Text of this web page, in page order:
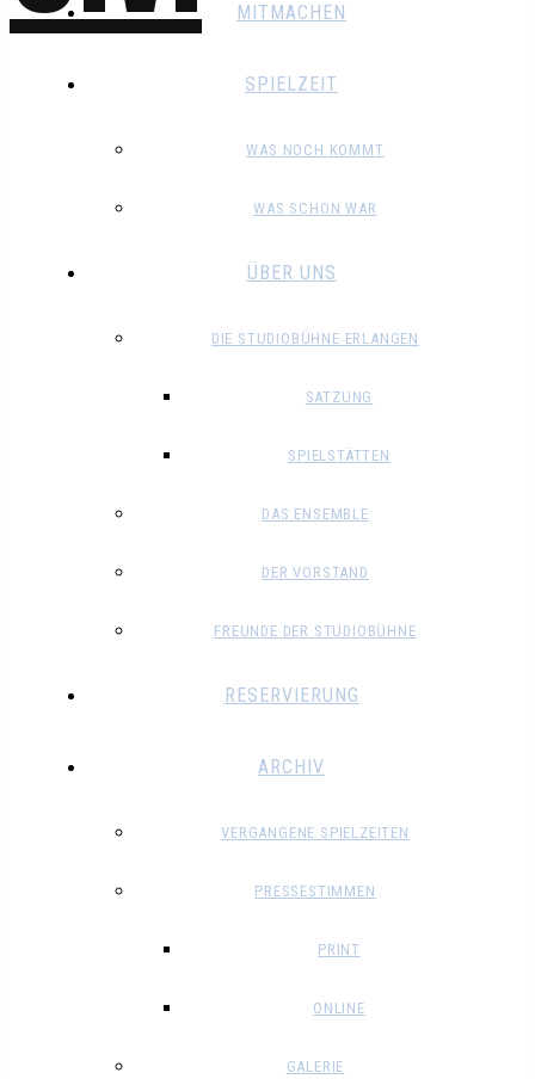
MITMACHEN
SPIELZEIT
WAS NOCH KOMMT
WAS SCHON WAR
ÜBER UNS
DIE STUDIOBÜHNE ERLANGEN
SATZUNG
SPIELSTÄTTEN
DAS ENSEMBLE
DER VORSTAND
FREUNDE DER STUDIOBÜHNE
RESERVIERUNG
ARCHIV
VERGANGENE SPIELZEITEN
PRESSESTIMMEN
PRINT
ONLINE
GALERIE